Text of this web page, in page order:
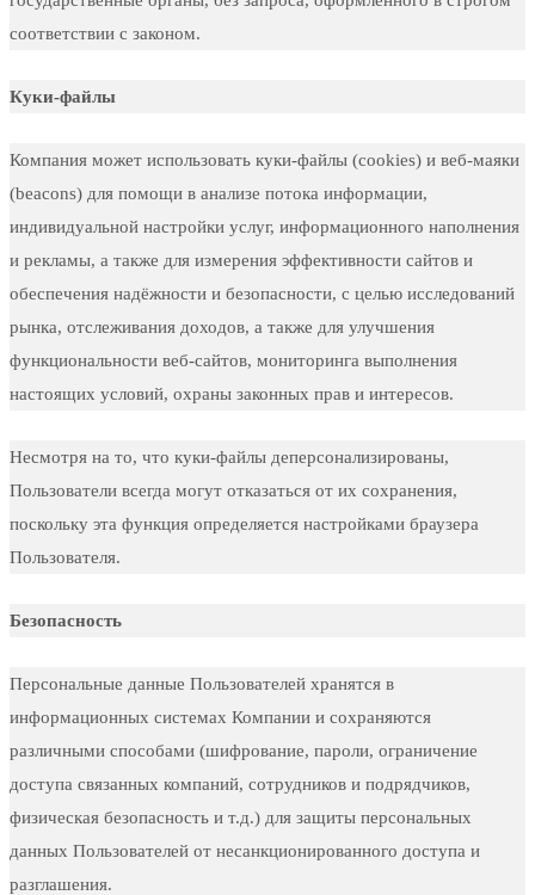
соответствии с законом.
Куки-файлы
Компания может использовать куки-файлы (cookies) и веб-маяки
(beacons) для помощи в анализе потока информации,
индивидуальной настройки услуг, информационного наполнения
и рекламы, а также для измерения эффективности сайтов и
обеспечения надёжности и безопасности, с целью исследований
рынка, отслеживания доходов, а также для улучшения
функциональности веб-сайтов, мониторинга выполнения
настоящих условий, охраны законных прав и интересов.
Несмотря на то, что куки-файлы деперсонализированы,
Пользователи всегда могут отказаться от их сохранения,
поскольку эта функция определяется настройками браузера
Пользователя.
Безопасность
Персональные данные Пользователей хранятся в
информационных системах Компании и сохраняются
различными способами (шифрование, пароли, ограничение
доступа связанных компаний, сотрудников и подрядчиков,
физическая безопасность и т.д.) для защиты персональных
данных Пользователей от несанкционированного доступа и
разглашения.